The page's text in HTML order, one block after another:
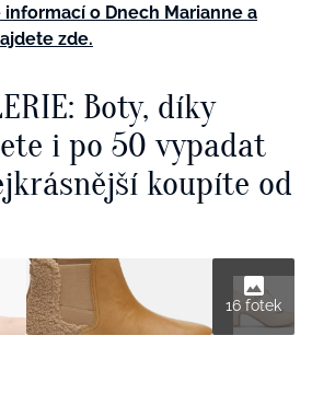
informací o Dnech Marianne a
zde.
Boty, díky
i po 50 vypadat
koupíte od
16 fotek